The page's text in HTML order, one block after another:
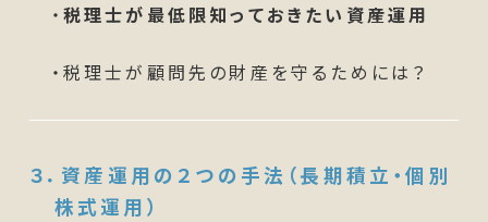
・ 税理士が最低限知っておきたい資産運用
・税理士が顧問先の財産を守るためには？
３．資産運用の２つの手法（長期積立・個別
株式運用 ）